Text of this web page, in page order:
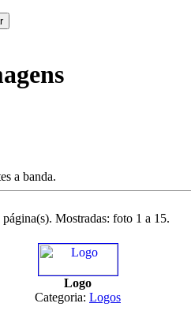
a banda.
Mostradas: foto 1 a 15.
Logo
Categoria: Logos